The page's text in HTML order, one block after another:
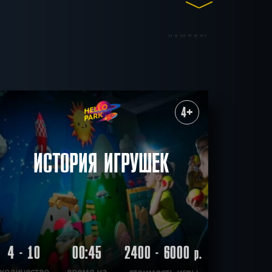
НАШЛОСЬ
Детективные
С аниматором
СБРОСИТЬ ФИЛЬТР ВСЕ КВЕСТЫ
4+
ИСТОРИЯ ИГРУШЕК
4 - 10 00:45 2400 - 6000р.